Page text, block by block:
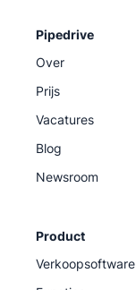
Pipedrive
Over
Prijs
Vacatures
Blog
Newsroom
Product
Verkoopsoftware